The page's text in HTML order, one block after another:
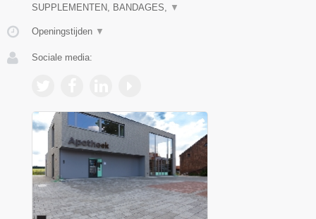
SUPPLEMENTEN, BANDAGES,
▼
Openingstijden ▼
Sociale media: